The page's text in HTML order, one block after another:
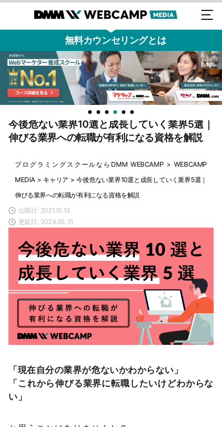
無料カウンセリングとは
今後危ない業界10選と成長していく業界5選｜
伸びる業界への転職が有利になる資格を解説
プログラミングスクールならDMM WEBCAMP > WEBCAMP
MEDIA > キャリア >今後危ない業界10選と成長していく業界5選｜
伸びる業界への転職が有利になる資格を解説
公開日: 2021.10.13
更新日: 2024.05.31
「現在自分の業界が危ないかわからない」
「これから伸びる業界に転職したいけどわからな
い」